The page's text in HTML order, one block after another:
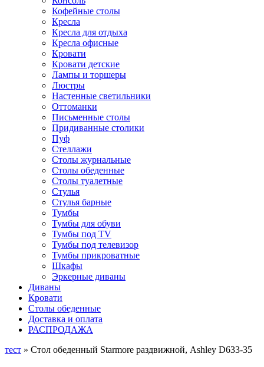
Кофейные столы
Кресла
Кресла для отдыха
Кресла офисные
Кровати
Кровати детские
Лампы и торшеры
Люстры
Настенные светильники
Оттоманки
Письменные столы
Придиванные столики
Пуф
Стеллажи
Столы журнальные
Столы обеденные
Столы туалетные
Стулья
Стулья барные
Тумбы
Тумбы для обуви
Тумбы под TV
Тумбы под телевизор
Тумбы прикроватные
Шкафы
Эркерные диваны
Диваны
Кровати
Столы обеденные
Доставка и оплата
РАСПРОДАЖА
тест » Стол обеденный Starmore раздвижной, Ashley D633-35